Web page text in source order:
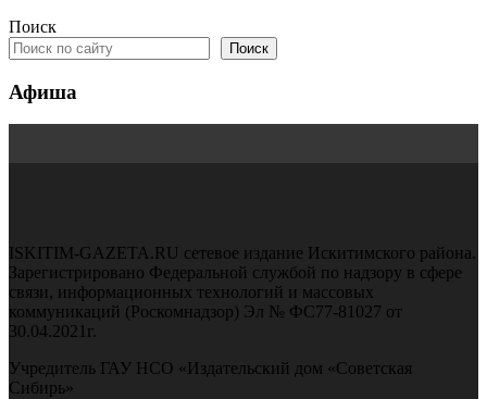
Поиск
Поиск
Афиша
ISKITIM-GAZETA.RU сетевое издание Искитимского района.
Зарегистрировано Федеральной службой по надзору в сфере
связи, информационных технологий и массовых
коммуникаций (Роскомнадзор) Эл № ФС77-81027 от
30.04.2021г.
Учредитель ГАУ НСО «Издательский дом «Советская
Сибирь»